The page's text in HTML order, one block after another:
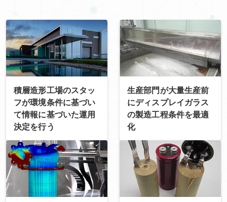
積層造形工場のスタッ
フが環境条件に基づい
て情報に基づいた運用
決定を行う
生産部門が大量生産前
にディスプレイガラス
の製造工程条件を最適
化